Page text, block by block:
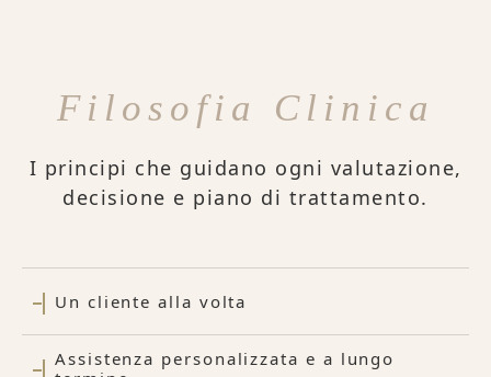
Filosofia Clinica
I principi che guidano ogni valutazione,
decisione e piano di trattamento.
Un cliente alla volta
Assistenza personalizzata e a lungo